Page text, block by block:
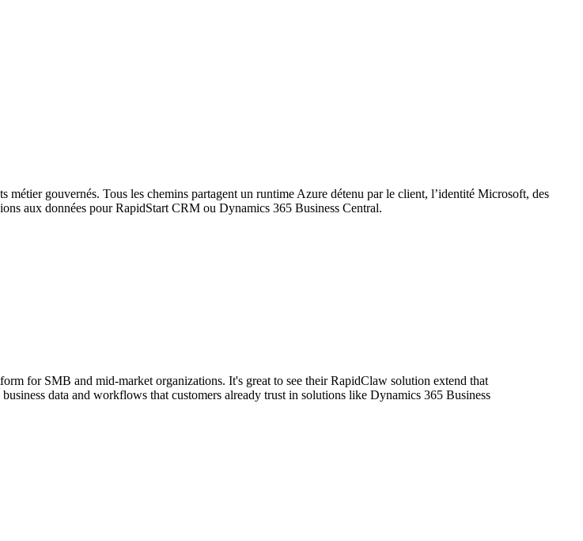
gouvernés. Tous les chemins partagent un runtime Azure détenu par le client, l’identité Microsoft, des
aux données pour RapidStart CRM ou Dynamics 365 Business Central.
for SMB and mid-market organizations. It's great to see their RapidClaw solution extend that
data and workflows that customers already trust in solutions like Dynamics 365 Business